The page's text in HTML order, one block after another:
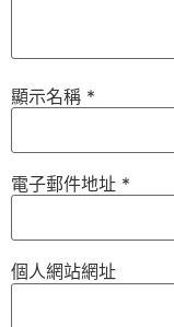
顯示名稱 *
電子郵件地址 *
個人網站網址